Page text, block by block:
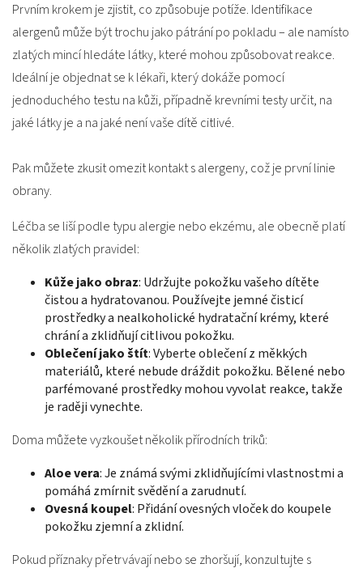
Prvním krokem je zjistit, co způsobuje potíže. Identifikace
alergenů může být trochu jako pátrání po pokladu – ale namísto
zlatých mincí hledáte látky, které mohou způsobovat reakce.
Ideální je objednat se k lékaři, který dokáže pomocí
jednoduchého testu na kůži, případně krevními testy určit, na
jaké látky je a na jaké není vaše dítě citlivé.
Pak můžete zkusit omezit kontakt s alergeny, což je první linie
obrany.
Léčba se liší podle typu alergie nebo ekzému, ale obecně platí
několik zlatých pravidel:
Kůže jako obraz: Udržujte pokožku vašeho dítěte
čistou a hydratovanou. Používejte jemné čisticí
prostředky a nealkoholické hydratační krémy, které
chrání a zklidňují citlivou pokožku.
Oblečení jako štít: Vyberte oblečení z měkkých
materiálů, které nebude dráždit pokožku. Bělené nebo
parfémované prostředky mohou vyvolat reakce, takže
je raději vynechte.
Doma můžete vyzkoušet několik přírodních triků:
Aloe vera: Je známá svými zklidňujícími vlastnostmi a
pomáhá zmírnit svědění a zarudnutí.
Ovesná koupel: Přidání ovesných vloček do koupele
pokožku zjemní a zklidní.
Pokud příznaky přetrvávají nebo se zhoršují, konzultujte s